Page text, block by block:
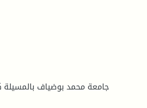
جامعة محمد بوضياف بالمسيلة